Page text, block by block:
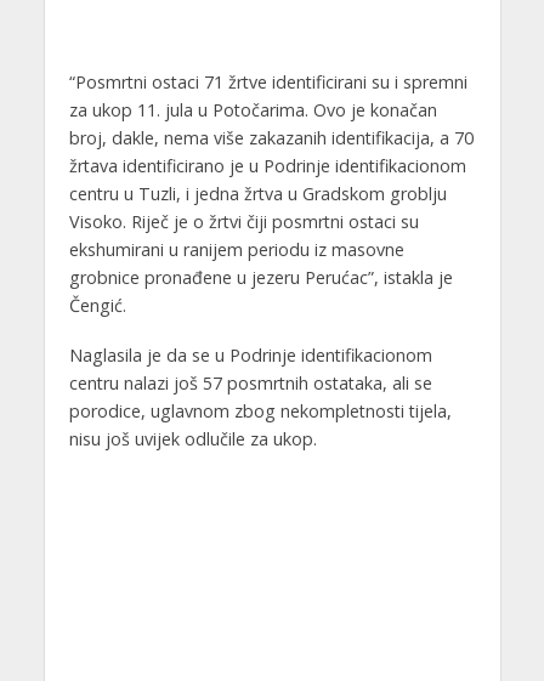
“Posmrtni ostaci 71 žrtve identificirani su i spremni
za ukop 11. jula u Potočarima. Ovo je konačan
broj, dakle, nema više zakazanih identifikacija, a 70
žrtava identificirano je u Podrinje identifikacionom
centru u Tuzli, i jedna žrtva u Gradskom groblju
Visoko. Riječ je o žrtvi čiji posmrtni ostaci su
ekshumirani u ranijem periodu iz masovne
grobnice pronađene u jezeru Perućac”, istakla je
Čengić.
Naglasila je da se u Podrinje identifikacionom
centru nalazi još 57 posmrtnih ostataka, ali se
porodice, uglavnom zbog nekompletnosti tijela,
nisu još uvijek odlučile za ukop.